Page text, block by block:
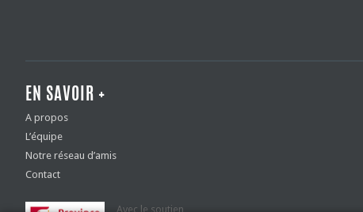
EN SAVOIR +
A propos
L’équipe
Notre réseau d’amis
Contact
Avec le soutien